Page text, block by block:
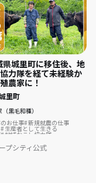
県城里町に移住後、地
力隊を経て未経験か
農家に！
里町
黒毛和種）
お仕事 新規就農の仕事
生産者として生きる
地域おこし協力隊
プシティ公式